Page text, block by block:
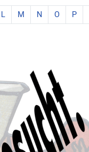
Buchstabe:
mit Buchstabe:
mit Buchstabe:
Elemente mit
L zeige Elemente mit
M zeige Elemente
N zeige
O zeige
P